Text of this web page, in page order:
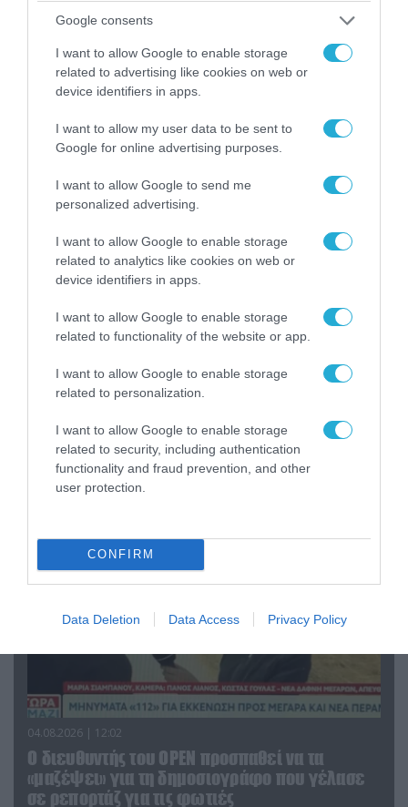
Google consents
I want to allow Google to enable storage
related to advertising like cookies on web or
device identifiers in apps.
I want to allow my user data to be sent to
Google for online advertising purposes.
I want to allow Google to send me
personalized advertising.
I want to allow Google to enable storage
related to analytics like cookies on web or
device identifiers in apps.
I want to allow Google to enable storage
related to functionality of the website or app.
I want to allow Google to enable storage
related to personalization.
I want to allow Google to enable storage
related to security, including authentication
functionality and fraud prevention, and other
user protection.
CONFIRM
Data Deletion Data Access Privacy Policy
04.08.2026 | 15:02
Αυτή την ώρα το τελευταίο «αντίο» στον πρώην
υπουργό Ι.Βαρβιτσιώτη (φωτο)
Η ανακοίνωση του Πανελλήνιου Σωματείου
Πυροσβεστών για την δημοσιογράφο του OPEN
που γέλασε στη φωτιά
04.08.2026 | 12:02
O διευθυντής του OPEN προσπαθεί να τα
«μαζέψει» για τη δημοσιογράφο που γέλασε
σε ρεπορτάζ για τις φωτιές